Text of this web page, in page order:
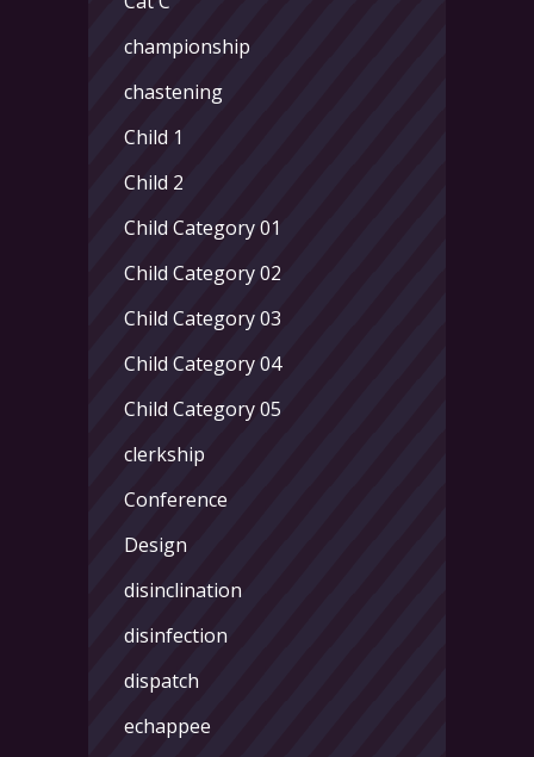
championship
chastening
Child 1
Child 2
Child Category 01
Child Category 02
Child Category 03
Child Category 04
Child Category 05
clerkship
Conference
Design
disinclination
disinfection
dispatch
echappee